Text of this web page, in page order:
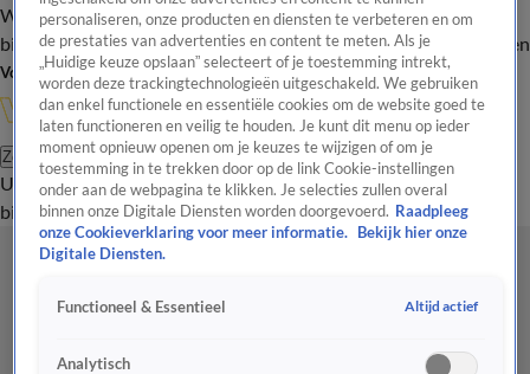
WandelgangenInterviewsUitzending
bijwonenPodcastShopVeelgestelde vragenKijkersvraag insturen
Volg Vandaag Inside
Zoeken
UitzendingenVandaag InsideDe OranjezomerShopUitzending
bijwonen
personaliseren, onze producten en diensten te verbeteren en om
de prestaties van advertenties en content te meten. Als je
„Huidige keuze opslaan” selecteert of je toestemming intrekt,
worden deze trackingtechnologieën uitgeschakeld. We gebruiken
dan enkel functionele en essentiële cookies om de website goed te
laten functioneren en veilig te houden. Je kunt dit menu op ieder
moment opnieuw openen om je keuzes te wijzigen of om je
toestemming in te trekken door op de link Cookie-instellingen
onder aan de webpagina te klikken. Je selecties zullen overal
binnen onze Digitale Diensten worden doorgevoerd. Raadpleeg
onze Cookieverklaring voor meer informatie.
Bekijk hier onze
Digitale Diensten.
Functioneel & Essentieel Altijd actief
Analytisch